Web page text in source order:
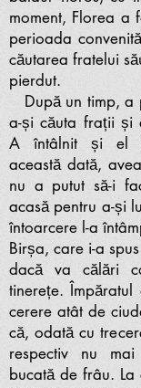
moment, Florea a
perioada
căutarea fratelui
pierdut.
După un timp, a
a-și căuta frații și
A întâlnit și el
această dată,
nu a putut să-i
acasă pentru a-și
întoarcere l-a
Birșa, care i-a
dacă va călări
tinerețe.
cerere atât de
că, odată cu
respectiv nu
bucată de frâu.